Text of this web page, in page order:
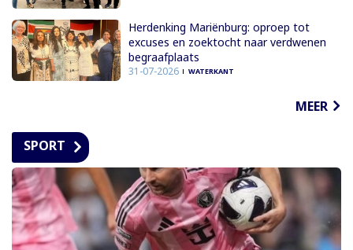
Herdenking Mariënburg: oproep tot
excuses en zoektocht naar verdwenen
begraafplaats
31-07-2026 WATERKANT
MEER
SPORT